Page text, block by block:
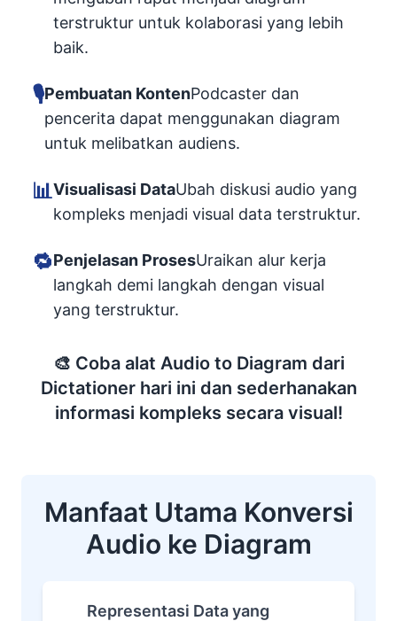
terstruktur untuk kolaborasi yang lebih
baik.
🎙Pembuatan KontenPodcaster dan
pencerita dapat menggunakan diagram
untuk melibatkan audiens.
📊Visualisasi DataUbah diskusi audio yang
kompleks menjadi visual data terstruktur.
🔁Penjelasan ProsesUraikan alur kerja
langkah demi langkah dengan visual
yang terstruktur.
🎨 Coba alat Audio to Diagram dari
Dictationer hari ini dan sederhanakan
informasi kompleks secara visual!
Manfaat Utama Konversi
Audio ke Diagram
Representasi Data yang